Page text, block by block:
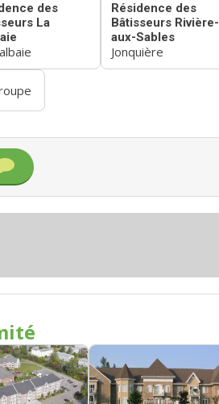
des
La
Résidence des
Bâtisseurs Rivière-
aux-Sables
Jonquière